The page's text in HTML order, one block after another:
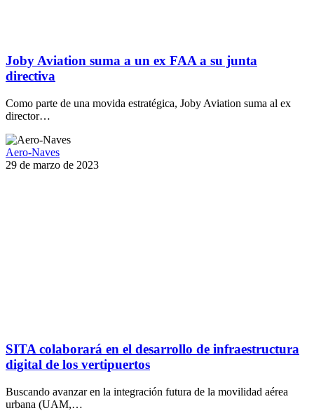
Joby Aviation suma a un ex FAA a su junta
directiva
Como parte de una movida estratégica, Joby Aviation suma al ex
director…
Aero-Naves
29 de marzo de 2023
SITA colaborará en el desarrollo de infraestructura
digital de los vertipuertos
Buscando avanzar en la integración futura de la movilidad aérea
urbana (UAM,…